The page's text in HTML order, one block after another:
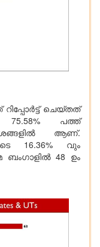
ചെയ്തത്
പത്ത്
ആണ്.
16.36% വും
48 ഉം